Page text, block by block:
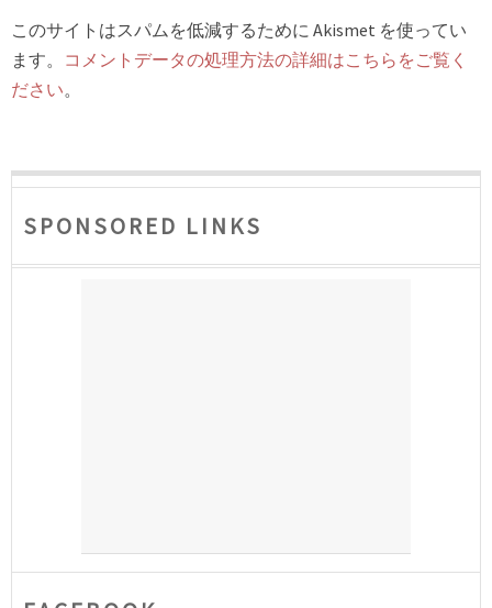
このサイトはスパムを低減するために Akismet を使ってい
ます。 コメントデータの処理方法の詳細はこちらをご覧く
ださい。
SPONSORED LINKS